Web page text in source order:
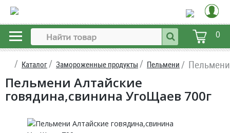
0
Каталог Замороженные продукты Пельмени
Пельмени Алтайские
говядина,свинина УгоЩаев 700г